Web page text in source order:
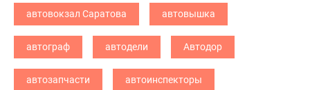
автовокзал Саратова автовышка
автограф автодели Автодор
автозапчасти автоинспекторы